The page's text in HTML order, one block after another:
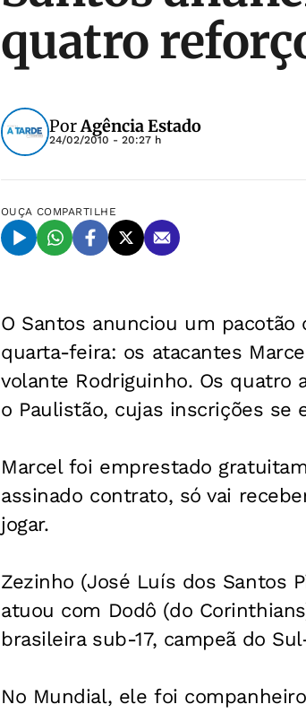
quatro
PorAgência Estado
24/02/2010 - 20:27 h
OUÇA COMPARTILHE
O Santos anunciou um
quarta-feira: os atacantes
volante Rodriguinho. Os quatro
o Paulistão, cujas inscrições se
Marcel foi emprestado
assinado contrato, só vai
jogar.
Zezinho (José Luís dos Santos
atuou com Dodô (do
brasileira sub-17, campeã do
No Mundial, ele foi